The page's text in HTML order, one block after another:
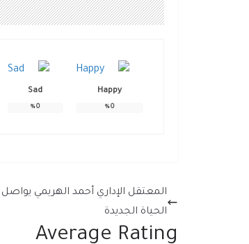
Happy
0
%
Sad
0
%
المعتقل الإداري أحمد الهريمي
الحياة الجديدة
Average Rating